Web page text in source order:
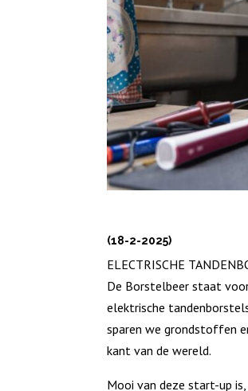
(18-2-2025)
ELECTRISCHE
De Borstelbeer staat
elektrische
sparen we grondstoffen
kant van de wereld.
Mooi van deze start-up